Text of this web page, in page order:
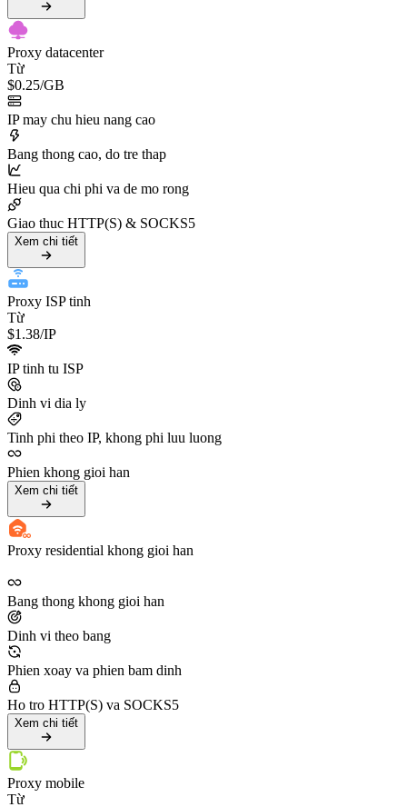
Proxy datacenter
Từ
$0.25/GB
IP may chu hieu nang cao
Bang thong cao, do tre thap
Hieu qua chi phi va de mo rong
Giao thuc HTTP(S) & SOCKS5
Xem chi tiết
Proxy ISP tinh
Từ
$1.38/IP
IP tinh tu ISP
Dinh vi dia ly
Tinh phi theo IP, khong phi luu luong
Phien khong gioi han
Xem chi tiết
Proxy residential khong gioi han
Bang thong khong gioi han
Dinh vi theo bang
Phien xoay va phien bam dinh
Ho tro HTTP(S) va SOCKS5
Xem chi tiết
Proxy mobile
Từ